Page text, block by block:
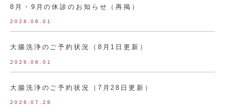
8月・9月の休診のお知らせ（再掲）
2026.08.01
大腸洗浄のご予約状況（8月1日更新）
2026.08.01
大腸洗浄のご予約状況（7月28日更新）
2026.07.28